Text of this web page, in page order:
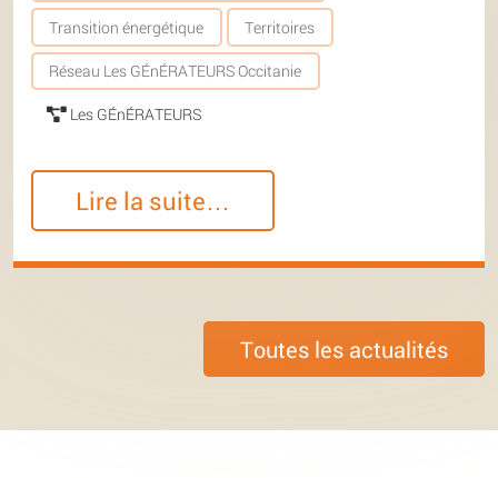
Transition énergétique Territoires
Réseau Les GÉnÉRATEURS Occitanie
Les GÉnÉRATEURS
Lire la suite…
Toutes les actualités